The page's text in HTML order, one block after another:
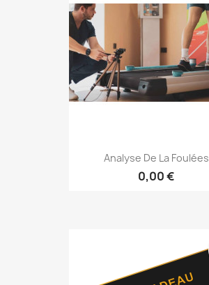
Analyse De La Foulées
0,00 €